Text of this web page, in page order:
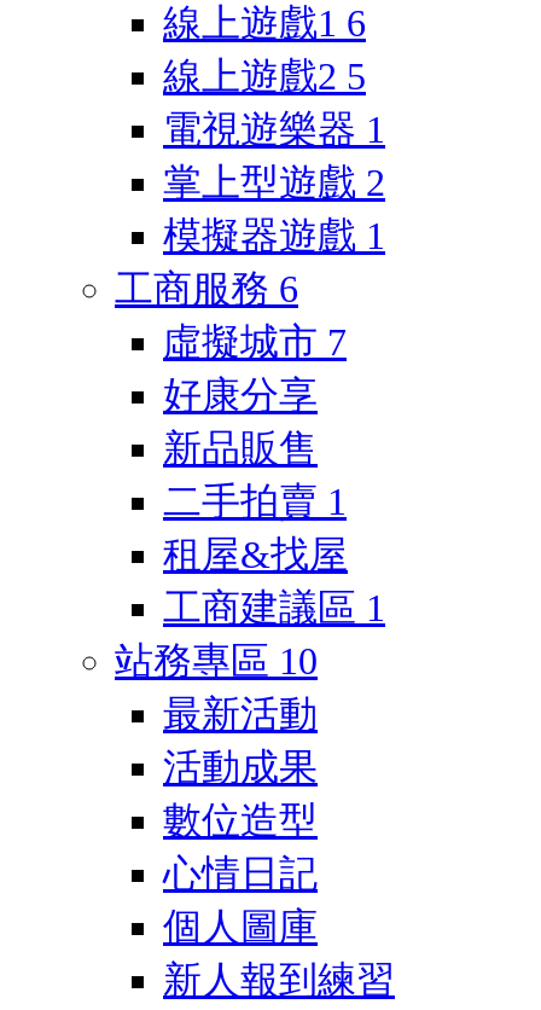
線上遊戲1 6
線上遊戲2 5
電視遊樂器 1
掌上型遊戲 2
模擬器遊戲 1
工商服務 6
虛擬城市 7
好康分享
新品販售
二手拍賣 1
租屋&找屋
工商建議區 1
站務專區 10
最新活動
活動成果
數位造型
心情日記
個人圖庫
新人報到練習